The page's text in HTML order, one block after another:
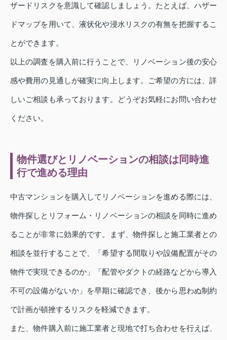
ザードリスクを意識して確認しましょう。たとえば、ハザー
ドマップを用いて、液状化や浸水リスクの有無を把握するこ
とができます。
以上の調査を購入前に行うことで、リノベーション後の安心
感や費用の見通しが確実に向上します。ご希望の方には、詳
しいご相談も承っております。どうぞお気軽にお問い合わせ
ください。
物件選びとリノベーションの相談は同時進
行で進める理由
中古マンションを購入してリノベーションを進める際には、
物件探しとリフォーム・リノベーションの相談を同時に進め
ることが非常に効果的です。まず、物件探しと施工業者との
相談を並行することで、「希望する間取りや設備配置がその
物件で実現できるのか」「配管やダクトの経路などから導入
不可の設備がないか」を早期に確認でき、後から思わぬ制約
で計画が頓挫するリスクを軽減できます。
また、物件購入前に施工業者と現地で打ち合わせを行えば、